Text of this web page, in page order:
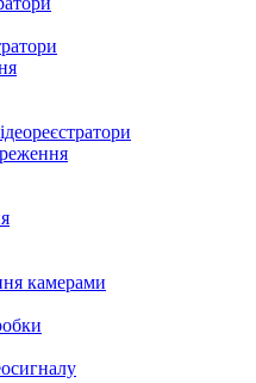
камерами